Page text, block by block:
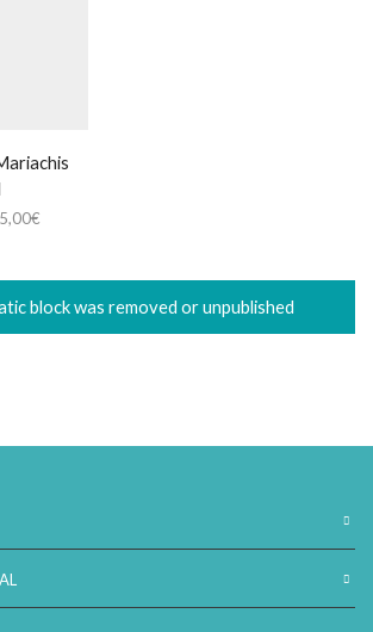
€Rango
desde
100,00€
hasta
block was removed or unpublished